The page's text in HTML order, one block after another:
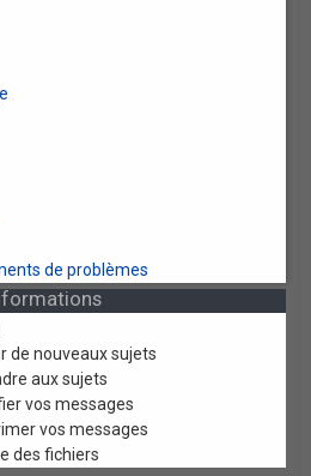
de problèmes
de nouveaux sujets
aux sujets
vos messages
vos messages
des fichiers